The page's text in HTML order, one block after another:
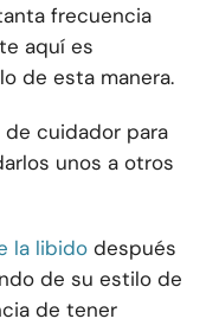
frecuencia
aquí es
de esta manera.
cuidador para
unos a otros
la libido después
de su estilo de
de tener